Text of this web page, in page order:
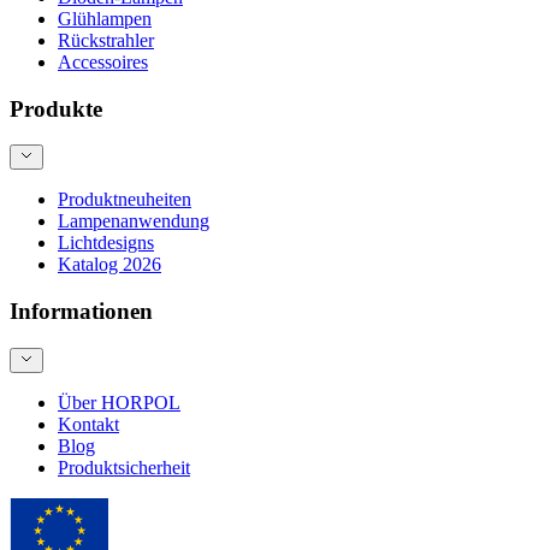
Glühlampen
Rückstrahler
Accessoires
Produkte
Produktneuheiten
Lampenanwendung
Lichtdesigns
Katalog 2026
Informationen
Über HORPOL
Kontakt
Blog
Produktsicherheit